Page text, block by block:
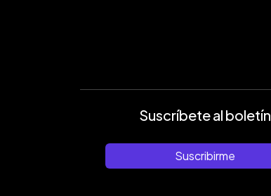
Suscríbete al boletín
Suscribirme